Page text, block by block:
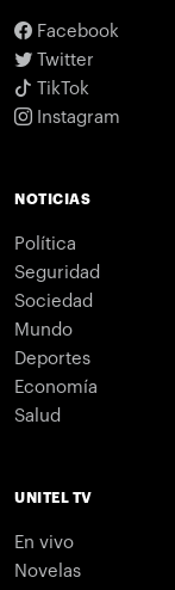
Facebook
Twitter
TikTok
Instagram
NOTICIAS
Política
Seguridad
Sociedad
Mundo
Deportes
Economía
Salud
UNITEL TV
En vivo
Novelas